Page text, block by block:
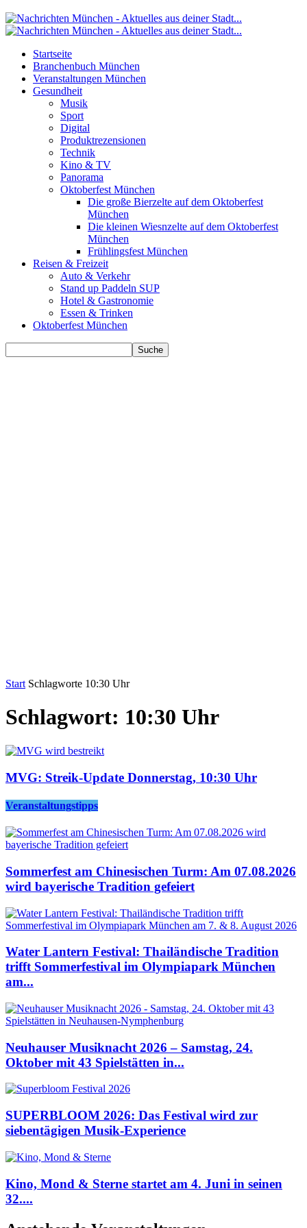
Startseite
Branchenbuch München
Veranstaltungen München
Gesundheit
Musik
Sport
Digital
Produktrezensionen
Technik
Kino & TV
Panorama
Oktoberfest München
Die große Bierzelte auf dem Oktoberfest
München
Die kleinen Wiesnzelte auf dem Oktoberfest
München
Frühlingsfest München
Reisen & Freizeit
Auto & Verkehr
Stand up Paddeln SUP
Hotel & Gastronomie
Essen & Trinken
Oktoberfest München
Start Schlagworte 10:30 Uhr
Schlagwort: 10:30 Uhr
MVG: Streik-Update Donnerstag, 10:30 Uhr
Veranstaltungstipps
Sommerfest am Chinesischen Turm: Am 07.08.2026
wird bayerische Tradition gefeiert
Water Lantern Festival: Thailändische Tradition
trifft Sommerfestival im Olympiapark München
am...
Neuhauser Musiknacht 2026 – Samstag, 24.
Oktober mit 43 Spielstätten in...
SUPERBLOOM 2026: Das Festival wird zur
siebentägigen Musik-Experience
Kino, Mond & Sterne startet am 4. Juni in seinen
32....